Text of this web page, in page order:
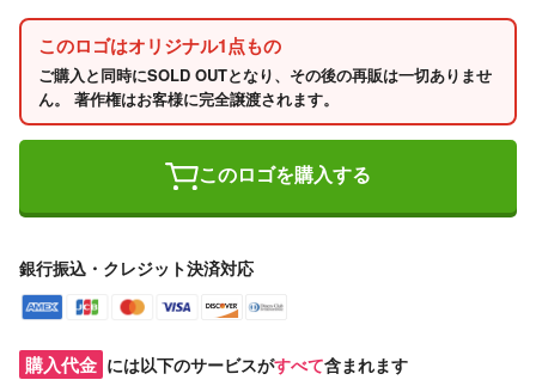
このロゴはオリジナル1点もの
ご購入と同時にSOLD OUTとなり、その後の再販は一切ありませ
ん。 著作権はお客様に完全譲渡されます。
このロゴを購入する
銀行振込・クレジット決済対応
購入代金 には以下のサービスがすべて含まれます